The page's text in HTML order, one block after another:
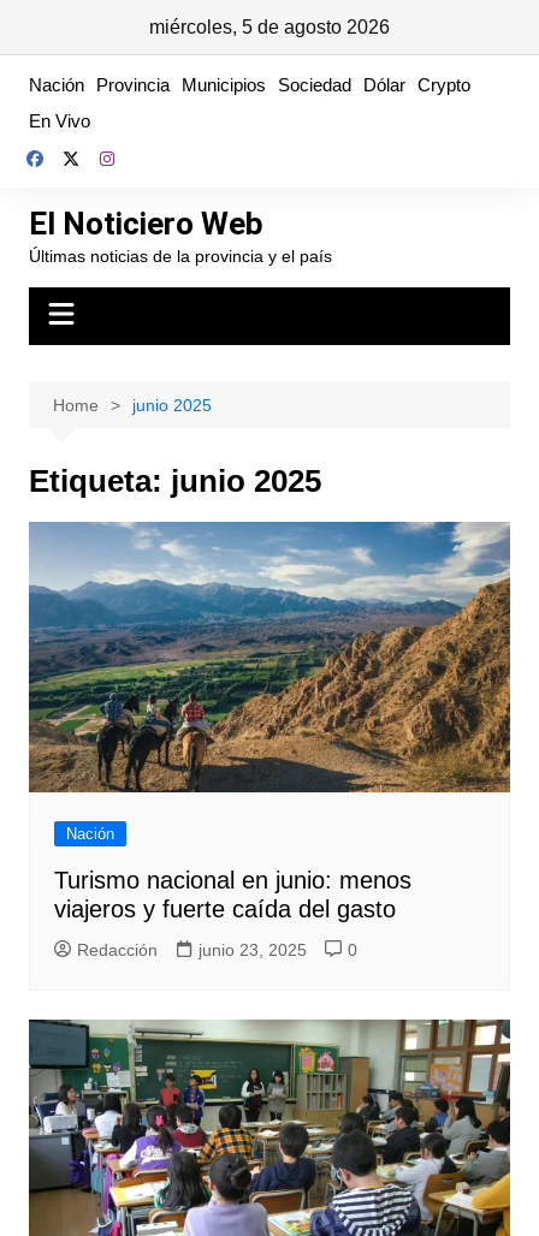
miércoles, 5 de agosto 2026
content
Nación Provincia Municipios Sociedad Dólar Crypto
En Vivo
El Noticiero Web
Últimas noticias de la provincia y el país
Home junio 2025
Etiqueta: junio 2025
Nación
Turismo nacional en junio: menos
viajeros y fuerte caída del gasto
Redacción junio 23, 2025 0